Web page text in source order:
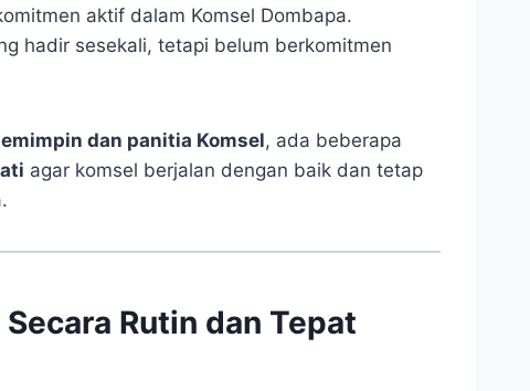
aktif dalam Komsel Dombapa.
hadir sesekali, tetapi belum berkomitmen
dan panitia Komsel, ada beberapa
agar komsel berjalan dengan baik dan tetap
Rutin dan Tepat